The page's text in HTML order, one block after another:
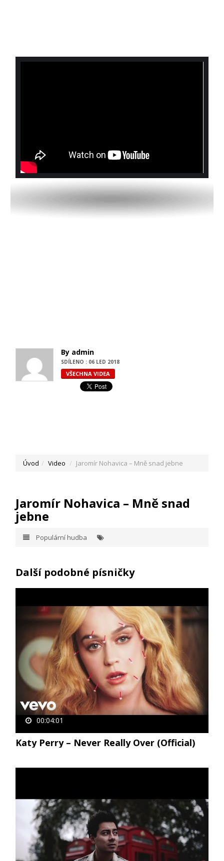
By admin
SDÍLENO : 06 LED 2018
VŠECHNA VIDEA
Úvod Video Jaromír Nohavica – Mně snad jebne
Jaromír Nohavica – Mně snad
jebne
Populární hudba
Další podobné písničky
00:04:01
Katy Perry – Never Really Over (Official)